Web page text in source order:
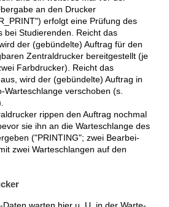
an den Drucker
erfolgt eine Prüfung des
bei Studie­renden. Reicht das
der (gebün­delte) Auftrag für den
Zentral­drucker bereit­gestellt (je
Farb­drucker). Reicht das
wird der (gebün­delte) Auftrag in
Warte­schlange verschoben (s.
rippen den Auftrag nochmal
sie ihn an die Warte­schlange des
("PRINTING"; zwei Bearbei­
zwei Warte­schlangen auf den